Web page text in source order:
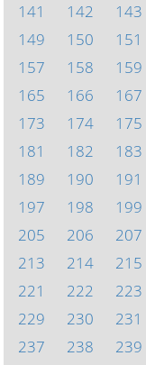
141
142 143
149
150 151
157
158 159
165
166 167
173
174 175
181
182 183
189
190 191
197
198 199
205
206 207
213
214 215
221
222 223
229
230 231
237
238 239